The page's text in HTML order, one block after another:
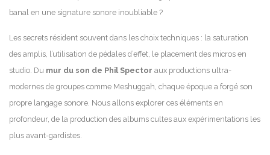
banal en une signature sonore inoubliable ?
Les secrets résident souvent dans les choix techniques : la saturation
des amplis, l’utilisation de pédales d’effet, le placement des micros en
studio. Du mur du son de Phil Spector aux productions ultra-
modernes de groupes comme Meshuggah, chaque époque a forgé son
propre langage sonore. Nous allons explorer ces éléments en
profondeur, de la production des albums cultes aux expérimentations les
plus avant-gardistes.